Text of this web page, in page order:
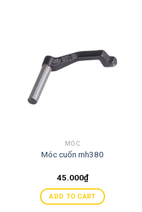
MÓC
Móc cuốn mh380
45.000₫
ADD TO CART